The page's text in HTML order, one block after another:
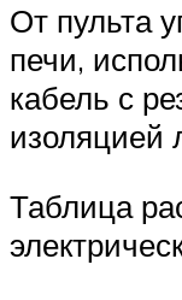
От пульта
печи,
кабель с
изоляцией
Таблица